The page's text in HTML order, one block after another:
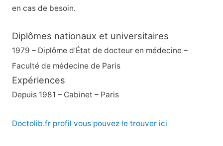
en cas de besoin.
Diplômes nationaux et universitaires
1979 – Diplôme d’État de docteur en médecine –
Faculté de médecine de Paris
Expériences
Depuis 1981 – Cabinet – Paris
Doctolib.fr profil vous pouvez le trouver ici